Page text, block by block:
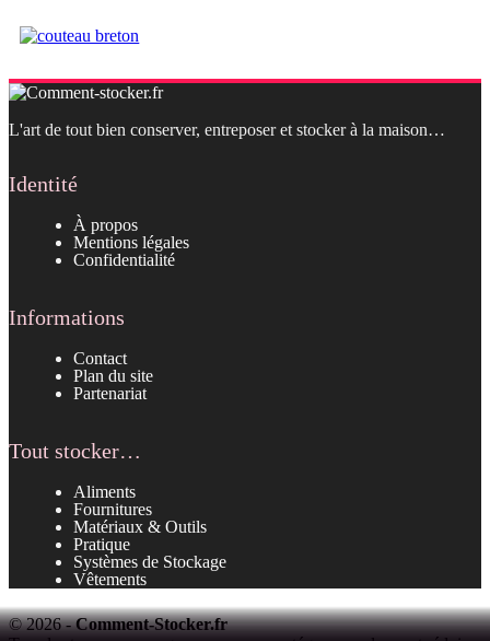
L'art de tout bien conserver, entreposer et stocker à la maison…
Identité
À propos
Mentions légales
Confidentialité
Informations
Contact
Plan du site
Partenariat
Tout stocker…
Aliments
Fournitures
Matériaux & Outils
Pratique
Systèmes de Stockage
Vêtements
© 2026 -Comment-Stocker.fr